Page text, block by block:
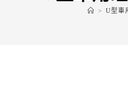
> U型車